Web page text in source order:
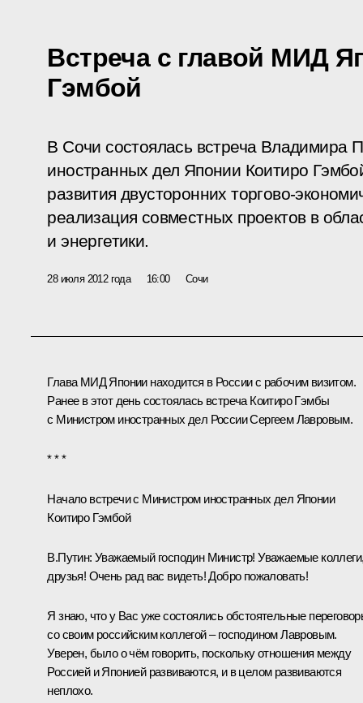
Встреча с главой МИД
Гэмбой
В Сочи состоялась встреча Владимира
иностранных дел Японии Коитиро
развития двусторонних торгово-
реализация совместных проектов в
и энергетики.
28 июля 2012 года 16:00 Сочи
Глава МИД Японии находится в России с рабочим визитом.
Ранее в этот день состоялась встреча Коитиро Гэмбы
с Министром иностранных дел РоссииСергеем Лавровым.
* * *
Начало встречи с Министром иностранных дел Японии
Коитиро Гэмбой
В.Путин: Уважаемый господин Министр! Уважаемые
друзья! Очень рад вас видеть! Добро пожаловать!
Я знаю, что у Вас уже состоялись обстоятельные
со своим российским коллегой – господином Лавровым.
Уверен, было о чём говорить, поскольку отношения между
Россией и Японией развиваются, и в целом развиваются
неплохо.